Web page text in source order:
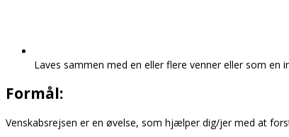
Laves sammen med en eller flere venner eller som en
Formål:
Venskabsrejsen er en øvelse, som hjælper dig/jer med at